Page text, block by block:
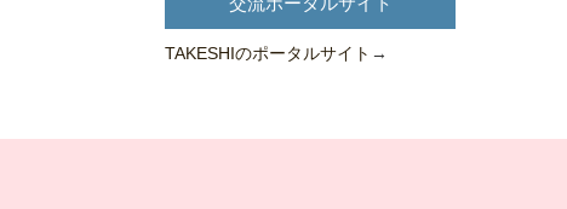
TAKESHIのポータルサイト →